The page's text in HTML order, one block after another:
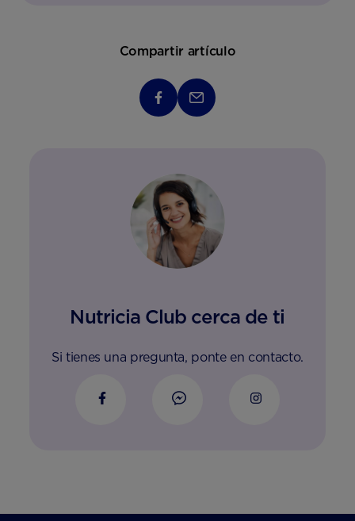
Compartir artículo
Nutricia Club cerca de ti
Si tienes una pregunta, ponte en contacto.